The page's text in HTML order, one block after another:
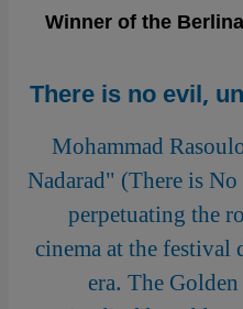
Winner of the
There is no evil,
Mohammad
Nadarad" (There is
perpetuating the
cinema at the
era. The